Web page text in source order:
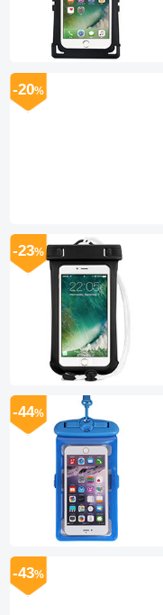
-20%
-23%
-44%
-43%